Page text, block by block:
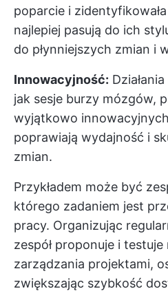
poparcie i
najlepiej pasują do ich
do płynniejszych zmian i
Innowacyjność:
jak sesje burzy mózgów,
wyjątkowo
poprawiają wydajność i
zmian.
Przykładem może być
którego zadaniem jest
pracy. Organizując
zespół proponuje i
zarządzania projektami,
zwiększając szybkość